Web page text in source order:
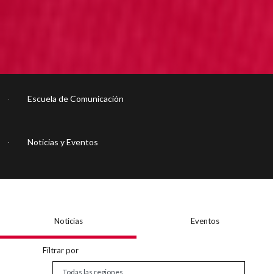
Escuela de Comunicación
Noticias y Eventos
Noticias Eventos
Filtrar por